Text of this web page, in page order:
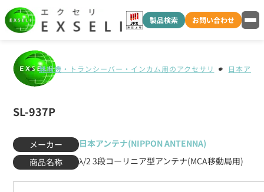
製品検索 お問い合わせ
無線機・トランシーバー・インカム用のアクセサリ 日本アン
SL-937P
メーカー
日本アンテナ(NIPPON ANTENNA)
商品名称
λ/2 3段コーリニア型アンテナ(MCA移動局用)